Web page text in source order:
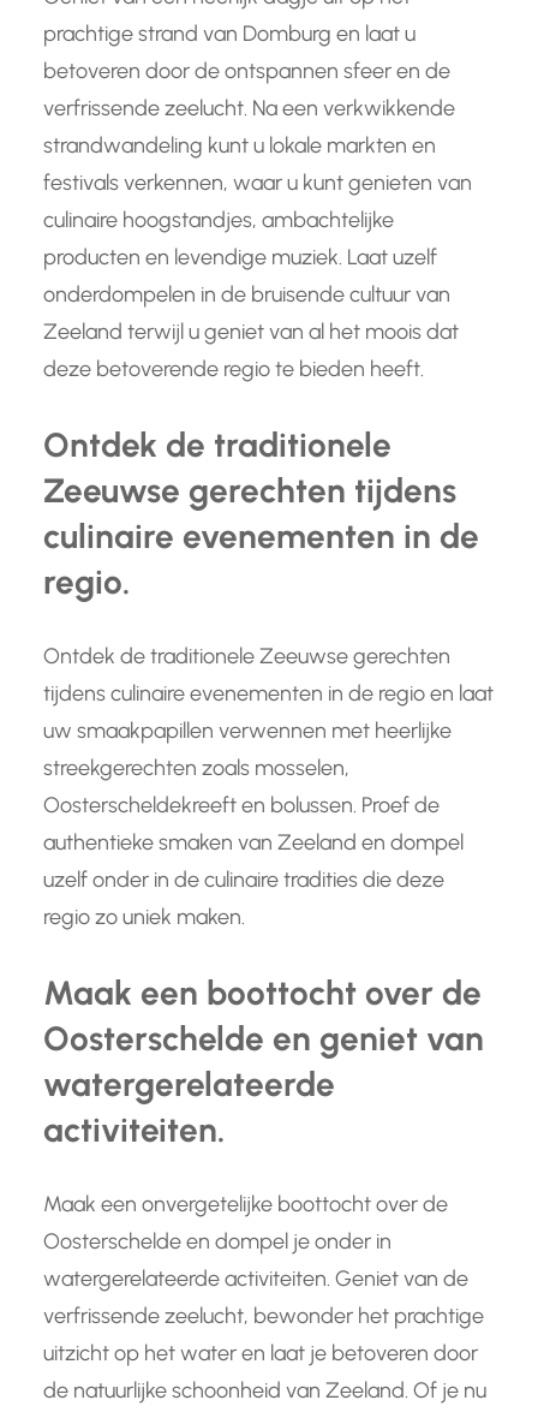
prachtige strand van Domburg en laat u
betoveren door de ontspannen sfeer en de
verfrissende zeelucht. Na een verkwikkende
strandwandeling kunt u lokale markten en
festivals verkennen, waar u kunt genieten van
culinaire hoogstandjes, ambachtelijke
producten en levendige muziek. Laat uzelf
onderdompelen in de bruisende cultuur van
Zeeland terwijl u geniet van al het moois dat
deze betoverende regio te bieden heeft.
Ontdek de traditionele
Zeeuwse gerechten tijdens
culinaire evenementen in de
regio.
Ontdek de traditionele Zeeuwse gerechten
tijdens culinaire evenementen in de regio en laat
uw smaakpapillen verwennen met heerlijke
streekgerechten zoals mosselen,
Oosterscheldekreeft en bolussen. Proef de
authentieke smaken van Zeeland en dompel
uzelf onder in de culinaire tradities die deze
regio zo uniek maken.
Maak een boottocht over de
Oosterschelde en geniet van
watergerelateerde
activiteiten.
Maak een onvergetelijke boottocht over de
Oosterschelde en dompel je onder in
watergerelateerde activiteiten. Geniet van de
verfrissende zeelucht, bewonder het prachtige
uitzicht op het water en laat je betoveren door
de natuurlijke schoonheid van Zeeland. Of je nu